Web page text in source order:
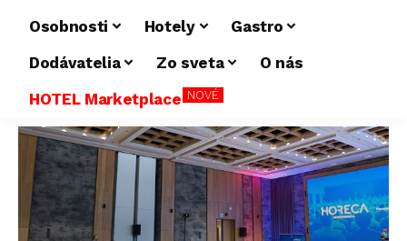
Osobnosti
Hotely
Gastro
Dodávatelia
Zo sveta
O nás
HOTEL Marketplace NOVÉ